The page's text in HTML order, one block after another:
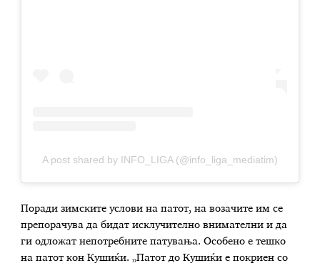
A post shared by INFO_LIGA (@info_liga_mediatim)
Поради зимските услови на патот, на возачите им се
препорачува да бидат исклучително внимателни и да
ги одложат непотребните патувања. Особено е тешко
на патот кон Кушиќи. „Патот до Кушиќи е покриен со